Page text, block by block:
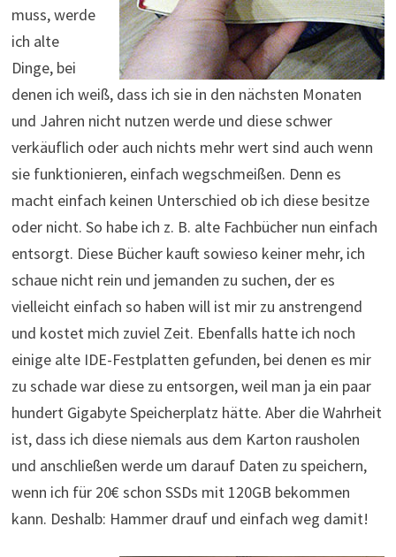
muss, werde
ich alte
Dinge, bei
denen ich weiß, dass ich sie in den nächsten Monaten
und Jahren nicht nutzen werde und diese schwer
verkäuflich oder auch nichts mehr wert sind auch wenn
sie funktionieren, einfach wegschmeißen. Denn es
macht einfach keinen Unterschied ob ich diese besitze
oder nicht. So habe ich z. B. alte Fachbücher nun einfach
entsorgt. Diese Bücher kauft sowieso keiner mehr, ich
schaue nicht rein und jemanden zu suchen, der es
vielleicht einfach so haben will ist mir zu anstrengend
und kostet mich zuviel Zeit. Ebenfalls hatte ich noch
einige alte IDE-Festplatten gefunden, bei denen es mir
zu schade war diese zu entsorgen, weil man ja ein paar
hundert Gigabyte Speicherplatz hätte. Aber die Wahrheit
ist, dass ich diese niemals aus dem Karton rausholen
und anschließen werde um darauf Daten zu speichern,
wenn ich für 20€ schon SSDs mit 120GB bekommen
kann. Deshalb: Hammer drauf und einfach weg damit!